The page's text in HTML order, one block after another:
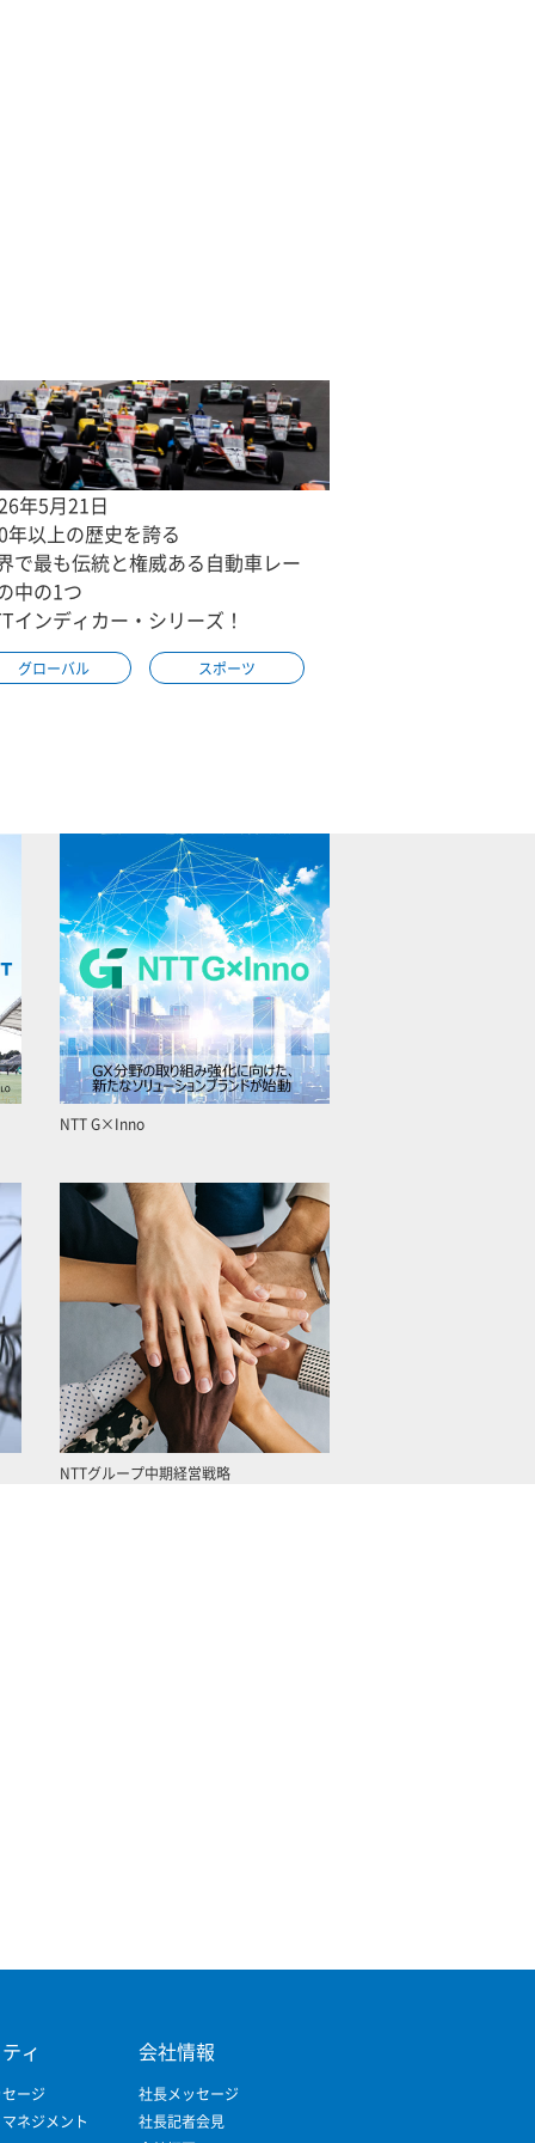
年5月21日
年以上の歴史を誇る
で最も伝統と権威ある自動車レー
中の1つ
インディカー・シリーズ！
グローバル スポーツ
NTT G×Inno
NTTグループ中期経営戦略
ィ
ージ
ネジメント
会社情報
社長メッセージ
社長記者会見